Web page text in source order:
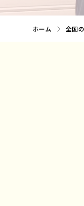
ホーム 全国